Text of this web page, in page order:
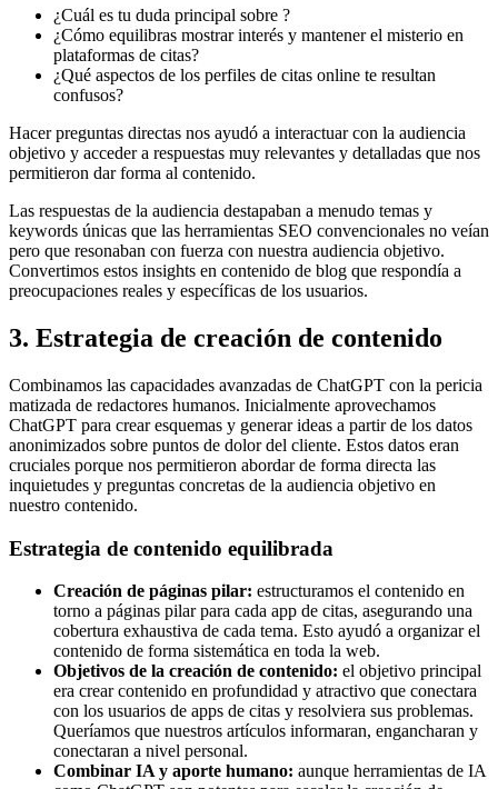
¿Cuál es tu duda principal sobre ?
¿Cómo equilibras mostrar interés y mantener el misterio en
plataformas de citas?
¿Qué aspectos de los perfiles de citas online te resultan
confusos?
Hacer preguntas directas nos ayudó a interactuar con la audiencia
objetivo y acceder a respuestas muy relevantes y detalladas que nos
permitieron dar forma al contenido.
Las respuestas de la audiencia destapaban a menudo temas y
keywords únicas que las herramientas SEO convencionales no veían
pero que resonaban con fuerza con nuestra audiencia objetivo.
Convertimos estos insights en contenido de blog que respondía a
preocupaciones reales y específicas de los usuarios.
3. Estrategia de creación de contenido
Combinamos las capacidades avanzadas de ChatGPT con la pericia
matizada de redactores humanos. Inicialmente aprovechamos
ChatGPT para crear esquemas y generar ideas a partir de los datos
anonimizados sobre puntos de dolor del cliente. Estos datos eran
cruciales porque nos permitieron abordar de forma directa las
inquietudes y preguntas concretas de la audiencia objetivo en
nuestro contenido.
Estrategia de contenido equilibrada
Creación de páginas pilar: estructuramos el contenido en
torno a páginas pilar para cada app de citas, asegurando una
cobertura exhaustiva de cada tema. Esto ayudó a organizar el
contenido de forma sistemática en toda la web.
Objetivos de la creación de contenido: el objetivo principal
era crear contenido en profundidad y atractivo que conectara
con los usuarios de apps de citas y resolviera sus problemas.
Queríamos que nuestros artículos informaran, engancharan y
conectaran a nivel personal.
Combinar IA y aporte humano: aunque herramientas de IA